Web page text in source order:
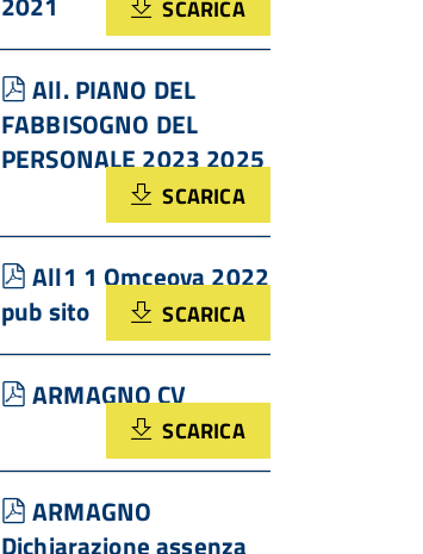
SCARICA
pdf
All. PIANO DEL
FABBISOGNO DEL
PERSONALE 2023 2025
SCARICA
pdf
All1 1 Omceova 2022
pub sito
SCARICA
pdf
ARMAGNO CV
SCARICA
pdf
ARMAGNO
Dichiarazione assenza